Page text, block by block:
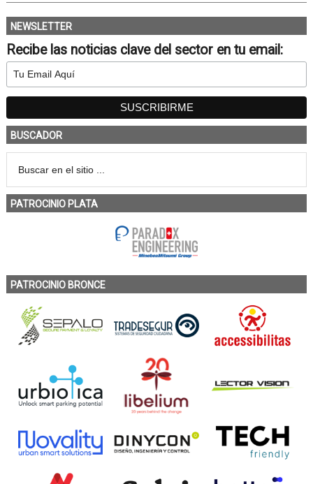
NEWSLETTER
Recibe las noticias clave del sector en tu email:
BUSCADOR
PATROCINIO PLATA
PATROCINIO BRONCE